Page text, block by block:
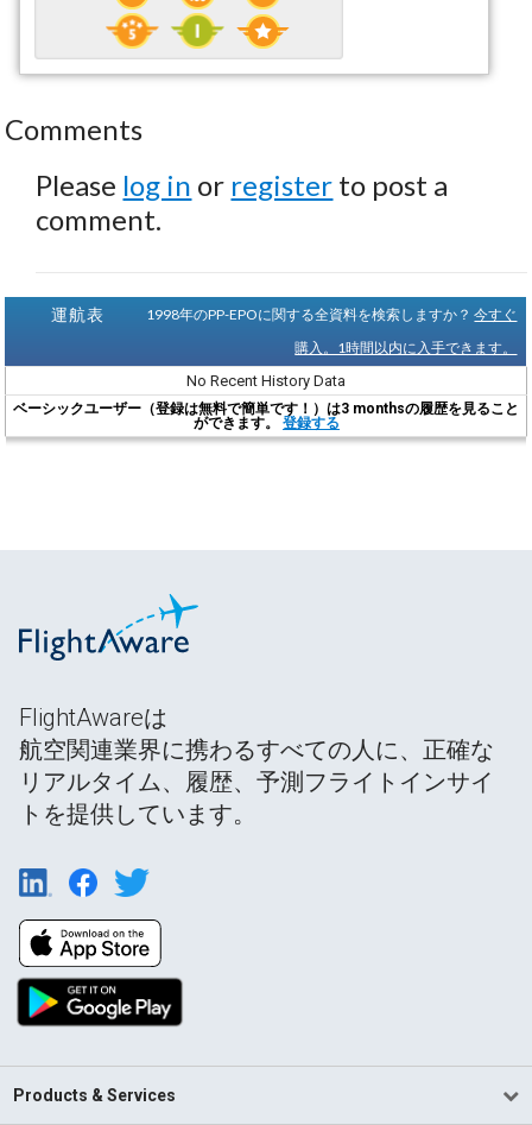
Comments
Please log in or register to post a
comment.
運航表 1998年のPP-EPOに関する全資料を検索しますか？今すぐ
購入。1時間以内に入手できます。
No Recent History Data
ベーシックユーザー（登録は無料で簡単です！）は3 monthsの履歴を見ること
ができます。 登録する
FlightAwareは
航空関連業界に携わるすべての人に、正確な
リアルタイム、履歴、予測フライトインサイ
トを提供しています。
Products & Services